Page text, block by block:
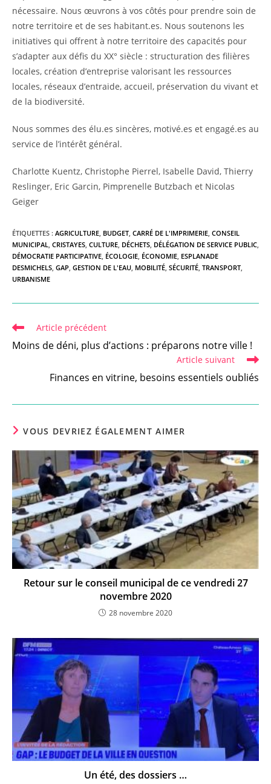
nécessaire. Nous œuvrons à vos côtés pour prendre soin de
notre territoire et de ses habitant.es. Nous soutenons les
initiatives qui offrent à notre territoire des capacités pour
s’adapter aux défis du XX° siècle : structuration des filières
locales, création d’entreprise valorisant les ressources
locales, réseaux d’entraide, accueil, préservation du vivant et
de la biodiversité.
Nous sommes des élu.es sincères, motivé.es et engagé.es au
service de l’intérêt général.
Charlotte Kuentz, Christophe Pierrel, Isabelle David, Thierry
Reslinger, Eric Garcin, Pimprenelle Butzbach et Nicolas
Geiger
ÉTIQUETTES : AGRICULTURE, BUDGET, CARRÉ DE L'IMPRIMERIE, CONSEIL
MUNICIPAL, CRISTAYES, CULTURE, DÉCHETS, DÉLÉGATION DE SERVICE PUBLIC,
DÉMOCRATIE PARTICIPATIVE, ÉCOLOGIE, ÉCONOMIE, ESPLANADE
DESMICHELS, GAP, GESTION DE L'EAU, MOBILITÉ, SÉCURITÉ, TRANSPORT,
URBANISME
Read
articles
Article précédent
Moins de déni, plus d’actions : préparons notre ville !
Article suivant
Finances en vitrine, besoins essentiels oubliés
VOUS DEVRIEZ ÉGALEMENT AIMER
Retour sur le conseil municipal de ce vendredi 27
novembre 2020
28 novembre 2020
Un été, des dossiers …